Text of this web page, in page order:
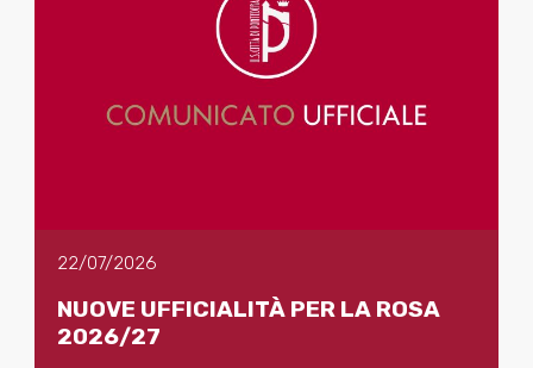
22/07/2026
NUOVE UFFICIALITÀ PER LA ROSA
2026/27